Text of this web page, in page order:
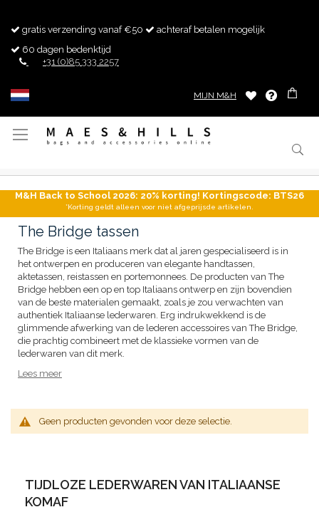
gratis verzending vanaf €50
achteraf betalen mogelijk
60 dagen bedenktijd
+31 (0)85 333 2257
MIJN M&H
Toggle
M&H Back to School 2026: 20% korting! Kortingscode: BTS26
*Korting geldt alleen voor niet afgeprijsde artikelen.
The Bridge tassen
The Bridge is een Italiaans merk dat al jaren gespecialiseerd is in
het ontwerpen en produceren van elegante handtassen,
aktetassen, reistassen en portemonnees. De producten van The
Bridge hebben een op en top Italiaans ontwerp en zijn bovendien
van de beste materialen gemaakt, zoals je zou verwachten van
authentiek Italiaanse lederwaren. Erg indrukwekkend is de
glimmende afwerking van de lederen accessoires van The Bridge,
die prachtig combineert met de klassieke vormen van de
lederwaren van dit merk.
Lees meer
Geen producten gevonden voor deze selectie.
TIJDLOZE LEDERWAREN VAN ITALIAANSE
KOMAF